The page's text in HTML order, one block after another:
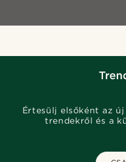
Értesülj elsőként az
trendekről és a